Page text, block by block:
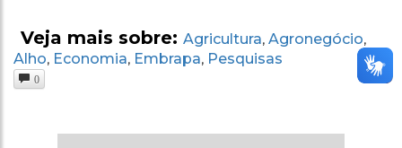
Veja mais sobre: Agricultura, Agronegócio,
Alho, Economia, Embrapa, Pesquisas
0